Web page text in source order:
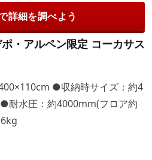
詳細を調べよう
・アルペン限定 コーカサス
●収納時サイズ：約4
耐水圧：約4000mm(フロア約